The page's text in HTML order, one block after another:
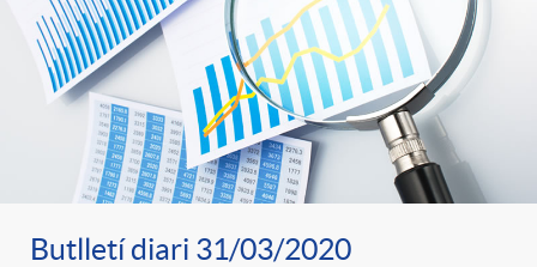
Butlletí diari 31/03/2020